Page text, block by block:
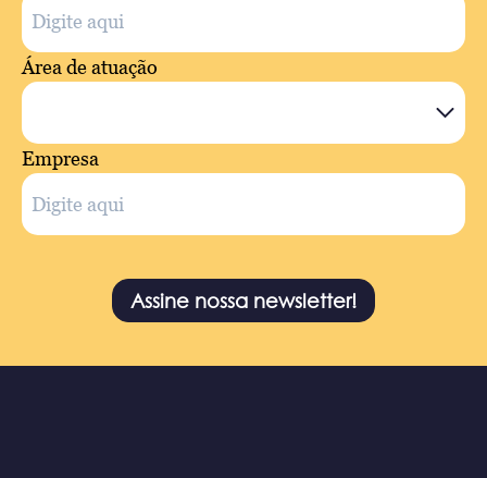
Área de atuação
Empresa
Assine nossa newsletter!